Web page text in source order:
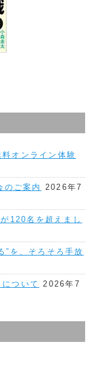
オンライン体験
のご案内
2026年7
120名を超えまし
”を、そろそろ手放
ついて
2026年7